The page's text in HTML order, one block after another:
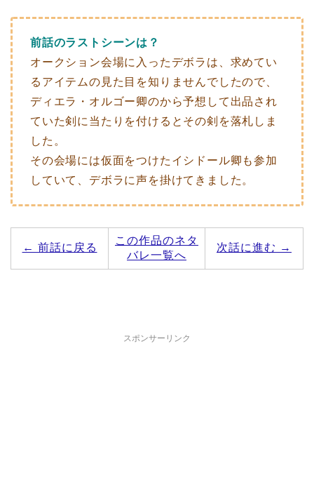
前話のラストシーンは？
オークション会場に入ったデボラは、求めてい
るアイテムの見た目を知りませんでしたので、
ディエラ・オルゴー卿のから予想して出品され
ていた剣に当たりを付けるとその剣を落札しま
した。
その会場には仮面をつけたイシドール卿も参加
していて、デボラに声を掛けてきました。
← 前話に戻る
この作品のネタ
バレ一覧へ
次話に進む →
スポンサーリンク